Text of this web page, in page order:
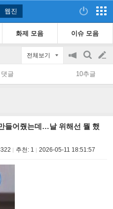
웹진
화제 모음 이슈 모음
전체보기
공
지
on/off
검
색
글
쓰
글 10추글
들어줬는데…날 위해선 뭘 했
추천: 1 2026-05-11 18:51:57